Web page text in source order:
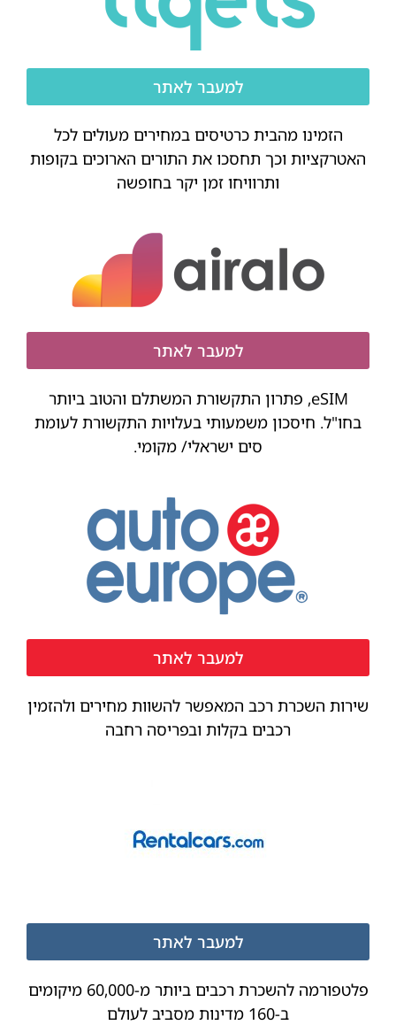
למעבר לאתר
הזמינו מהבית כרטיסים במחירים מעולים לכל
האטרקציות וכך תחסכו את התורים הארוכים בקופות
ותרוויחו זמן יקר בחופשה
למעבר לאתר
eSIM, פתרון התקשורת המשתלם והטוב ביותר
בחו"ל. חיסכון משמעותי בעלויות התקשורת לעומת
סים ישראלי/ מקומי.
למעבר לאתר
שירות השכרת רכב המאפשר להשוות מחירים ולהזמין
רכבים בקלות ובפריסה רחבה
למעבר לאתר
פלטפורמה להשכרת רכבים ביותר מ-60,000 מיקומים
ב-160 מדינות מסביב לעולם